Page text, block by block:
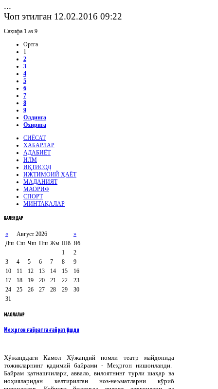
...
Чоп этилган 12.02.2016 09:22
Саҳифа 1 аз 9
Ортга
1
2
3
4
5
6
7
8
9
Олдинга
Охирига
СИЁСАТ
ХАБАРЛАР
АДАБИЁТ
ИЛМ
ИҚТИСОД
ИЖТИМОИЙ ҲАЁТ
МАДАНИЯТ
МАОРИФ
СПОРТ
МИНТАҚАЛАР
КАЛЕНДАР
« Август 2026
»
Дш Сш Чш Пш Жм Шб Яб
1
2
3
4 5 6 7 8
9
10
11 12 13 14 15
16
17
18 19 20 21 22
23
24
25 26 27 28 29
30
31
МАҚОЛАЛАР
Меҳргон ғайратга ғайрат қўшди
Хўжанддаги Камол Хўжандий номли театр
майдонида
тожикларнинг қадимий байрами - Меҳргон нишонланди.
Байрам қатнашчилари, аввало, вилоятнинг турли шаҳар ва
ноҳияларидан келтирилган ноз-неъматларни кўриб